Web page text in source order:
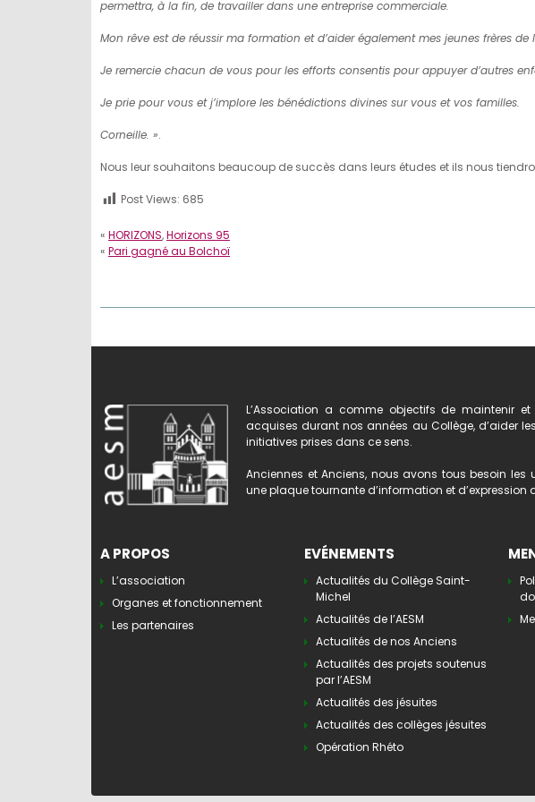
permettra, à la fin, de travailler dans une entreprise commerciale.
Mon rêve est de réussir ma formation et d’aider également mes jeunes frères
Je remercie chacun de vous pour les efforts consentis pour appuyer d’autres
Je prie pour vous et j’implore les bénédictions divines sur vous et vos familles.
Corneille. ».
Nous leur souhaitons beaucoup de succès dans leurs études et ils nous
Post Views: 685
« HORIZONS,Horizons 95
« Pari gagné au Bolchoï
L’Association a comme objectifs de maintenir
acquises durant nos années au Collège, d’aider
initiatives prises dans ce sens.
Anciennes et Anciens, nous avons tous besoin
une plaque tournante d’information et d’expression
A PROPOS
L’association
Organes et fonctionnement
Les partenaires
EVÉNEMENTS
Actualités du Collège Saint-
Michel
Actualités de l’AESM
Actualités de nos Anciens
Actualités des projets soutenus
par l’AESM
Actualités des jésuites
Actualités des collèges jésuites
Opération Rhéto